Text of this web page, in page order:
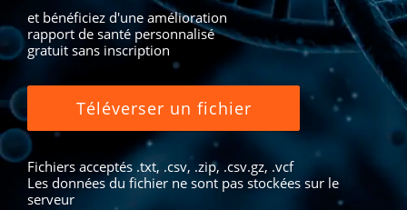
et bénéficiez d'une amélioration
rapport de santé personnalisé
gratuit sans inscription
Téléverser un fichier
Fichiers acceptés .txt, .csv, .zip, .csv.gz, .vcf
Les données du fichier ne sont pas stockées sur le
serveur